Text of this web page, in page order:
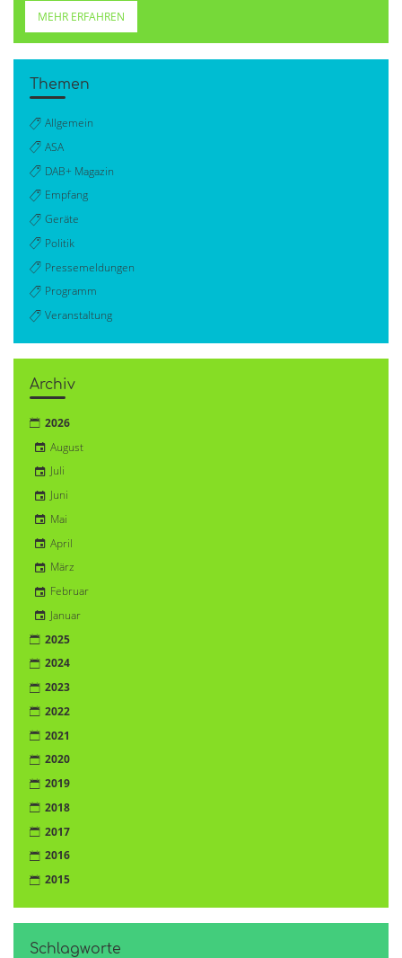
MEHR ERFAHREN
Themen
Allgemein
ASA
DAB+ Magazin
Empfang
Geräte
Politik
Pressemeldungen
Programm
Veranstaltung
Archiv
2026
August
Juli
Juni
Mai
April
März
Februar
Januar
2025
2024
2023
2022
2021
2020
2019
2018
2017
2016
2015
Schlagworte